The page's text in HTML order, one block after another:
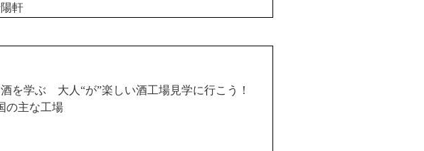
軒
を学ぶ 大人“が”楽しい酒工場見学に行こう！
の主な工場